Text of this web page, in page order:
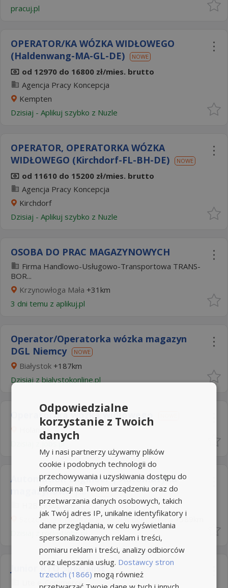
pracuj.pl
OPERATOR/KA WÓZKA WIDŁOWEGO
(Haldenwang-MA-GL-DE)
NOWE
od 12970 do 16800 zł/mies. brutto
Agencja Pracy Koncepcja
Kempten
Dzisiaj - Aplikuj szybko z Nuzle
OPERATOR, OPERATORKA WÓZKA
WIDŁOWEGO (Kirchdorf-FL-BH-DE)
NOWE
od 11610 do 15200 zł/mies. brutto
Agencja Pracy Koncepcja
Kirchdorf
Dzisiaj - Aplikuj szybko z Nuzle
OSOBA DO PRAC MAGAZYNOWYCH
Firma Handlowo-Usługowo-Transportowa TRANS-
BOR...
Krzynowłoga Mała +31km
3 dni temu z aplikuj.pl
Operator/Operatorka wózka magazyn
DGL Niemcy
NOWE
Białystok +187km
Dzisiajzbialystokonline.pl
Operator/ka wózka widłowego
Holandia
jobs.pl
Automation Engineer | Automatyka
magazynowa |...
NOWE
H2B Group 5,0
Szczecin, +4 LokalizacjePraca w pełni zdalna+389km
rocketjobs.pl
Junior RTO Specialist
Lite e-Commerce
Odpowiedzialne
korzystanie z Twoich
danych
My i nasi partnerzy używamy plików
cookie i podobnych technologii do
przechowywania i uzyskiwania dostępu do
informacji na Twoim urządzeniu oraz do
przetwarzania danych osobowych, takich
jak Twój adres IP, unikalne identyfikatory i
dane przeglądania, w celu wyświetlania
spersonalizowanych reklam i treści,
pomiaru reklam i treści, analizy odbiorców
oraz ulepszania usług. Dostawcy stron
trzecich (1866) mogą również